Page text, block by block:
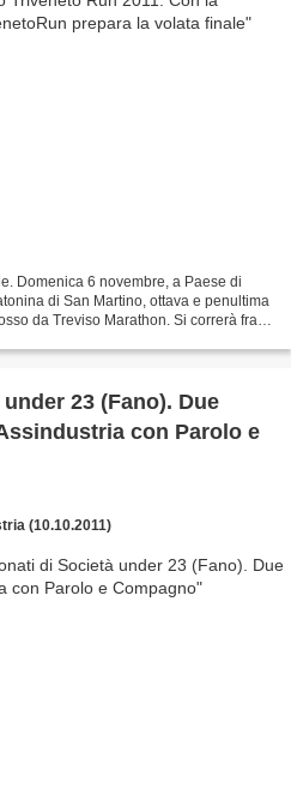
Domenica 6 novembre, a Paese di
di San Martino, ottava e penultima
da Treviso Marathon. Si correrà fra
23 (Fano). Due
con Parolo e
(10.10.2011)